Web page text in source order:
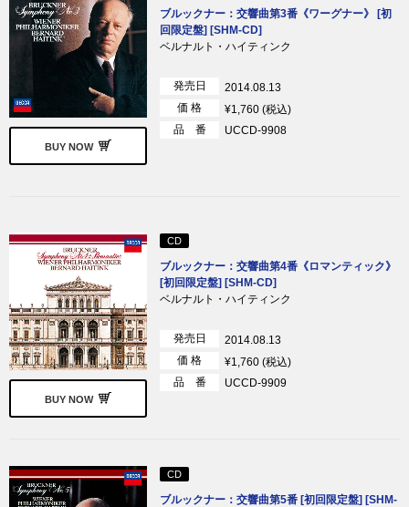
BUY NOW
ブルックナー：交響曲第3番《ワーグナー》 [初
回限定盤] [SHM-CD]
ベルナルト・ハイティンク
発売日
2014.08.13
価 格
¥1,760 (税込)
品 番
UCCD-9908
BUY NOW
CD
ブルックナー：交響曲第4番《ロマンティック》
[初回限定盤] [SHM-CD]
ベルナルト・ハイティンク
発売日
2014.08.13
価 格
¥1,760 (税込)
品 番
UCCD-9909
CD
ブルックナー：交響曲第5番 [初回限定盤] [SHM-